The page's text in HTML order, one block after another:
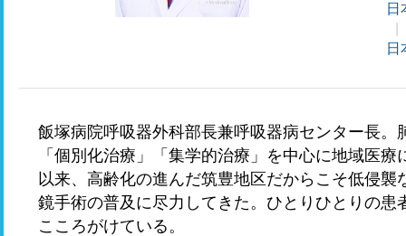
日
日
飯塚病院呼吸器外科部長兼呼吸器病センター長
「個別化治療」「集学的治療」を中心に地域医
以来、高齢化の進んだ筑豊地区だからこそ低侵
鏡手術の普及に尽力してきた。ひとりひとりの
こころがけている。